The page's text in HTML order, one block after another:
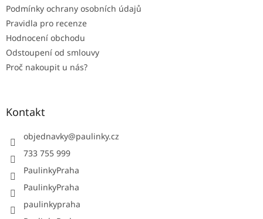
s
u
Podmínky ochrany osobních údajů
Pravidla pro recenze
Hodnocení obchodu
Odstoupení od smlouvy
Proč nakoupit u nás?
Kontakt
objednavky@paulinky.cz
733 755 999
PaulinkyPraha
PaulinkyPraha
paulinkypraha